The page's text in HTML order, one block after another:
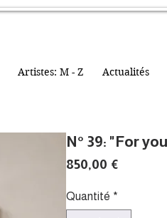
Artistes: M - Z Actualités
N° 39: "For
850,00 €
Quantité *